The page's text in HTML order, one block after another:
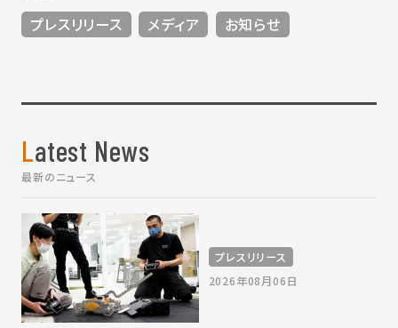
プレスリリース メディア お知らせ
Latest News
最新のニュース
プレスリリース
2026年08月06日